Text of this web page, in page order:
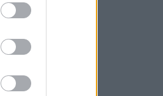
Άνοιξε το myBusinessSupport για τις
Ο Τραμπ δηλώνει «πολύ
ικανοποιημένος» από το έργο του Πιτ